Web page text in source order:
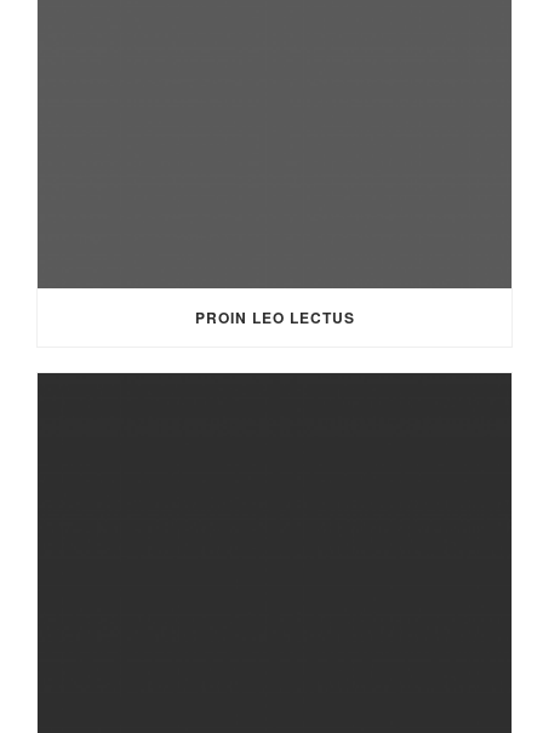
PROIN LEO LECTUS